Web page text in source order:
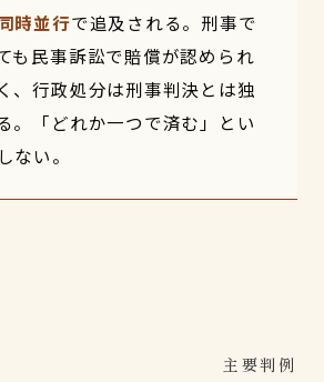
時並行で追及される。刑事で
も民事訴訟で賠償が認められ
、行政処分は刑事判決とは独
。「どれか一つで済む」とい
ない。
主要判例